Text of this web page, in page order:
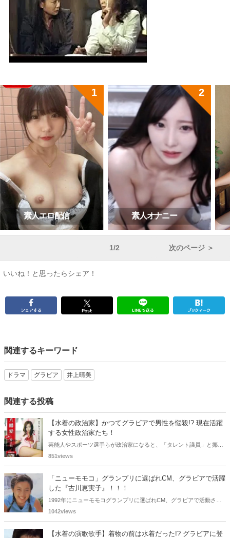
素人エロ配信 素人オナニー
1/2 次のページ ＞
いいね！と思ったらシェア！
関連するキーワード
ドラマ グラビア 井上晴美
関連する投稿
【水着の政治家】かつてグラビアで男性を悩殺!? 現在活躍
する女性政治家たち！
芸能人やスポーツ選手らが政治家になると、「タレント議員」と揶揄
されることがありますが、同時に、"タレントとしての活躍" が再注目
わどいショットで多くの男性を魅了した女性も!? 今回は、そんなグラ
ビアで活躍した女性政治家6名をご紹介します。
851views
「ニューモモコ」グランプリに選ばれCM、グラビアで活躍
した『古川恵実子』！！！
1992年にニューモモコグランプリに選ばれCM、グラビアで活動され
ていた古川恵実子さん。2010年3月頃まではラジオDJを担当されてい
みました。
1042views
【水着の演歌歌手】着物の前は水着だった!? グラビアに登